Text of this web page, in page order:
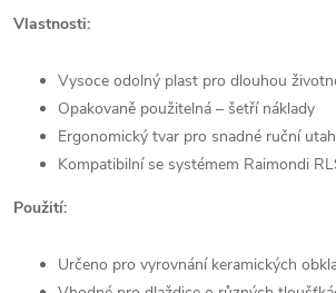
Vlastnosti:
Vysoce odolný plast pro dlouhou
Opakovaně použitelná – šetří náklady
Ergonomický tvar pro snadné ruční
Kompatibilní se systémem Raimondi
Použití:
Určeno pro vyrovnání keramických